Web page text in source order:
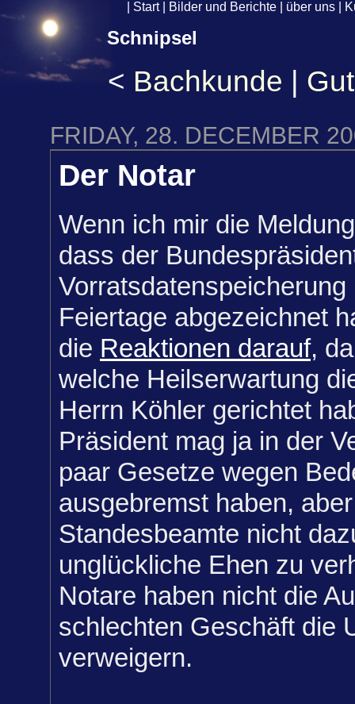
Start| Bilder und Berichte über uns
Schnipsel
< Bachkunde |
FRIDAY, 28. DECEMBER
Der Notar
Wenn ich mir die
dass der
Vorratsdatenspeicherung
Feiertage abgezeichnet
die Reaktionen darauf,
welche Heilserwartung
Herrn Köhler gerichtet
Präsident mag ja in der
paar Gesetze wegen
ausgebremst haben,
Standesbeamte nicht
unglückliche Ehen zu
Notare haben nicht die
schlechten Geschäft die
verweigern.